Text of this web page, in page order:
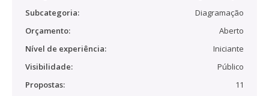
Subcategoria:
Diagramação
Orçamento:
Aberto
Nível de experiência:
Iniciante
Visibilidade:
Público
Propostas:
11